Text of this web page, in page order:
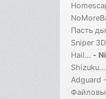
Пасть
Sniper
Hail... -
Shizuku...
Adguard